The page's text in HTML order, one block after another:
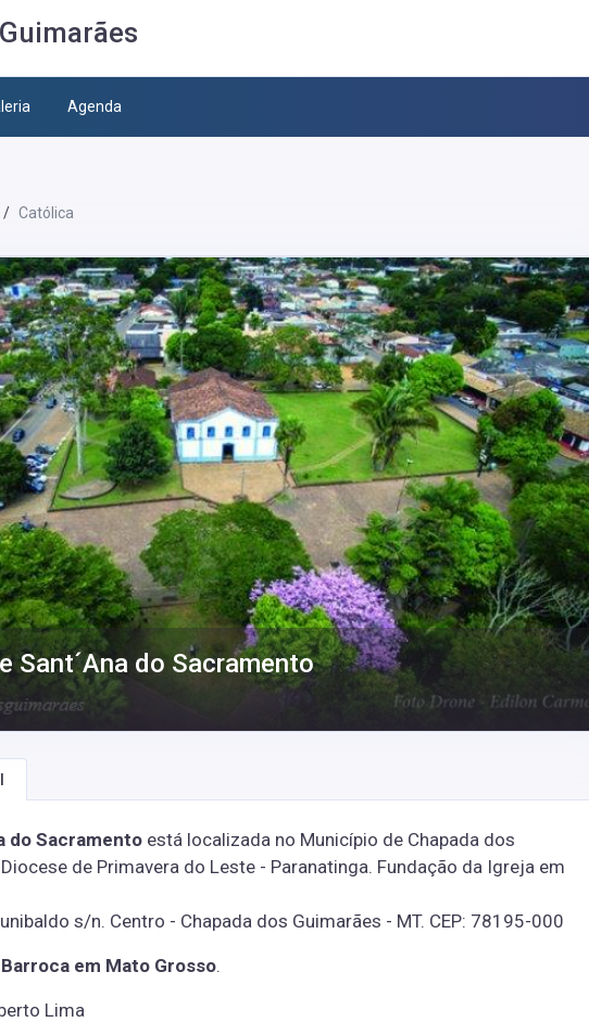
Agenda
Católica
Sant´Ana do Sacramento
do Sacramento está localizada no Município de Chapada dos
de Primavera do Leste - Paranatinga. Fundação da Igreja em
s/n. Centro - Chapada dos Guimarães - MT. CEP: 78195-000
em Mato Grosso.
Lima